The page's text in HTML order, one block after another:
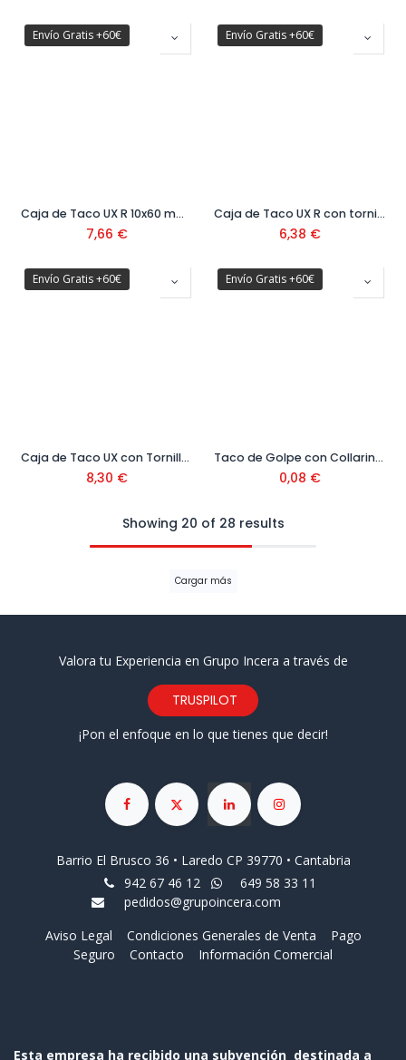
Envío Gratis +60€
Caja de Taco UX R 10x60 mm (50 uds) Ref: 77872
7,66 €
Envío Gratis +60€
Caja de Taco UX R con tornillo ( 25 uds)
6,38 €
Envío Gratis +60€
Caja de Taco UX con Tornillo 10x60 mm S/20 ( 10 uds) Ref: 94761
8,30 €
Envío Gratis +60€
Taco de Golpe con Collarin y Tornillo Avellanados Ø5
0,08 €
Showing 20 of 28 results
Cargar más
Valora tu Experiencia en Grupo Incera a través de
TRUSPILOT
¡Pon el enfoque en lo que tienes que decir!
Barrio El Brusco 36 • Laredo CP 39770 • Cantabria
942 67 46 12
649 58 33 11
pedidos@grupoincera.com
Aviso Legal
Condiciones Generales de Venta
Pago
Seguro
Contacto Información Comercial
Esta empresa ha recibido una subvención destinada a